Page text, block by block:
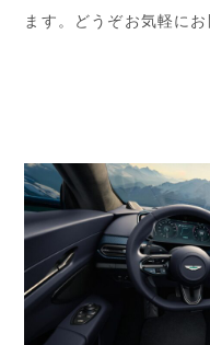
ます。どうぞお気軽に